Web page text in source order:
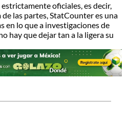
oficiales, es decir,
las partes, StatCounter es una
en lo que a investigaciones de
hay que dejar tan a la ligera su